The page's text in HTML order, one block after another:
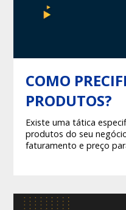
COMO
PRODUTOS?
Existe uma tática
produtos do seu
faturamento e preço